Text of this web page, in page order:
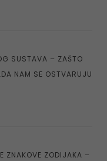
SUSTAVA – ZAŠTO
NAM SE OSTVARUJU
ZNAKOVE ZODIJAKA –